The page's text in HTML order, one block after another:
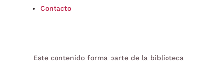
Contacto
Este contenido forma parte de la biblioteca